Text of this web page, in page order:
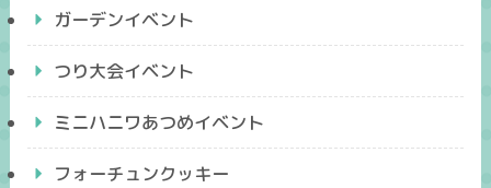
ガーデンイベント
つり大会イベント
ミニハニワあつめイベント
フォーチュンクッキー